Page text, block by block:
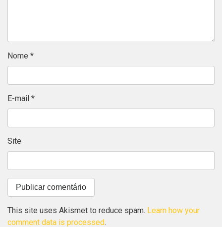
Nome *
E-mail *
Site
This site uses Akismet to reduce spam. Learn how your
comment data is processed.